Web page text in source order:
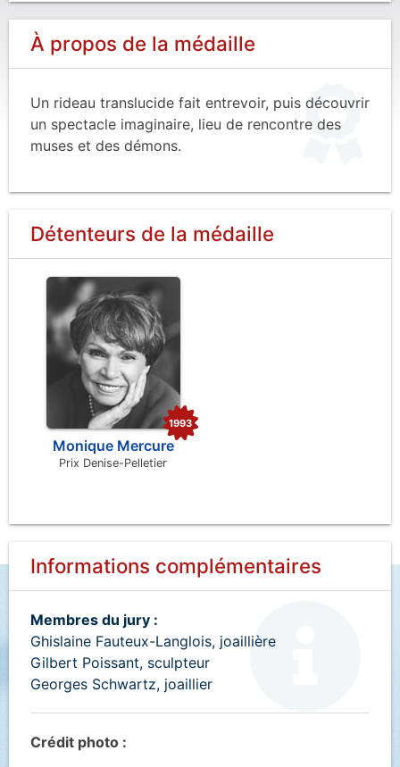
À propos de la médaille
Un rideau translucide fait entrevoir, puis découvrir
un spectacle imaginaire, lieu de rencontre des
muses et des démons.
Détenteurs de la médaille
Monique Mercure
Prix Denise-Pelletier
1993
Informations complémentaires
Membres du jury :
Ghislaine Fauteux-Langlois, joaillière
Gilbert Poissant, sculpteur
Georges Schwartz, joaillier
Crédit photo :